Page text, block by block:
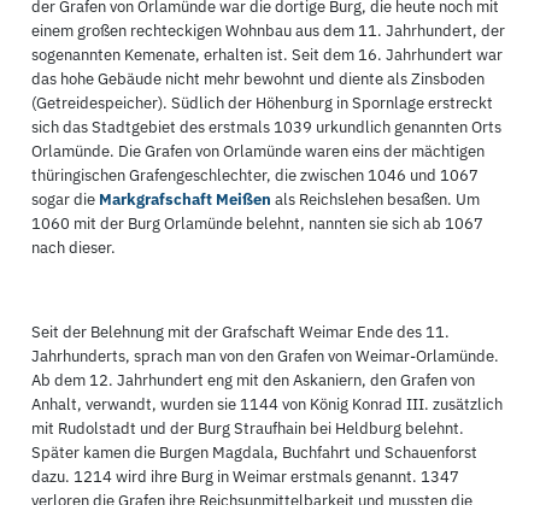
der Grafen von Orlamünde war die dortige Burg, die heute noch mit
einem großen rechteckigen Wohnbau aus dem 11. Jahrhundert, der
sogenannten Kemenate, erhalten ist. Seit dem 16. Jahrhundert war
das hohe Gebäude nicht mehr bewohnt und diente als Zinsboden
(Getreidespeicher). Südlich der Höhenburg in Spornlage erstreckt
sich das Stadtgebiet des erstmals 1039 urkundlich genannten Orts
Orlamünde. Die Grafen von Orlamünde waren eins der mächtigen
thüringischen Grafengeschlechter, die zwischen 1046 und 1067
sogar die Markgrafschaft Meißen als Reichslehen besaßen. Um
1060 mit der Burg Orlamünde belehnt, nannten sie sich ab 1067
nach dieser.
Seit der Belehnung mit der Grafschaft Weimar Ende des 11.
Jahrhunderts, sprach man von den Grafen von Weimar-Orlamünde.
Ab dem 12. Jahrhundert eng mit den Askaniern, den Grafen von
Anhalt, verwandt, wurden sie 1144 von König Konrad III. zusätzlich
mit Rudolstadt und der Burg Straufhain bei Heldburg belehnt.
Später kamen die Burgen Magdala, Buchfahrt und Schauenforst
dazu. 1214 wird ihre Burg in Weimar erstmals genannt. 1347
verloren die Grafen ihre Reichsunmittelbarkeit und mussten die